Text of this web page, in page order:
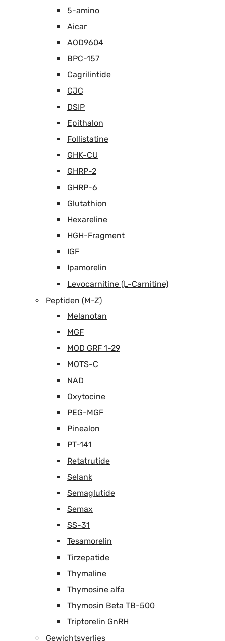
5-amino
Aicar
AOD9604
BPC-157
Cagrilintide
CJC
DSIP
Epithalon
Follistatine
GHK-CU
GHRP-2
GHRP-6
Glutathion
Hexareline
HGH-Fragment
IGF
Ipamorelin
Levocarnitine (L-Carnitine)
Peptiden (M-Z)
Melanotan
MGF
MOD GRF 1-29
MOTS-C
NAD
Oxytocine
PEG-MGF
Pinealon
PT-141
Retatrutide
Selank
Semaglutide
Semax
SS-31
Tesamorelin
Tirzepatide
Thymaline
Thymosine alfa
Thymosin Beta TB-500
Triptorelin GnRH
Gewichtsverlies